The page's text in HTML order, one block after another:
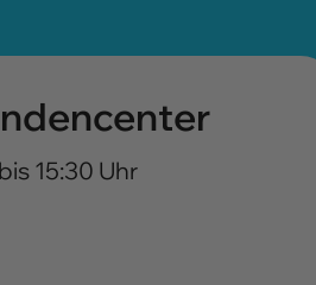
15:30 Uhr